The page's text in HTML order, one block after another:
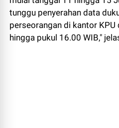
tunggu penyerahan data
perseorangan di kantor KPU
hingga pukul 16.00 WIB,"